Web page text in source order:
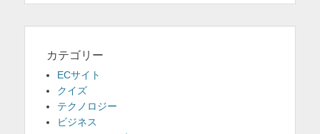
カテゴリー
ECサイト
クイズ
テクノロジー
ビジネス